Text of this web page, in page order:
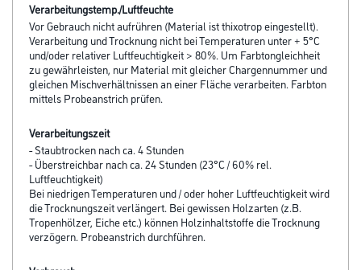
Verarbeitungstemp./Luftfeuchte
Vor Gebrauch nicht aufrühren (Material ist thixotrop eingestellt).
Verarbeitung und Trocknung nicht bei Temperaturen unter + 5°C
und/oder relativer Luftfeuchtigkeit > 80%. Um Farbtongleichheit
zu gewährleisten, nur Material mit gleicher Chargennummer und
gleichen Mischverhältnissen an einer Fläche verarbeiten. Farbton
mittels Probeanstrich prüfen.
Verarbeitungszeit
- Staubtrocken nach ca. 4 Stunden
- Überstreichbar nach ca. 24 Stunden (23°C / 60% rel.
Luftfeuchtigkeit)
Bei niedrigen Temperaturen und / oder hoher Luftfeuchtigkeit wird
die Trocknungszeit verlängert. Bei gewissen Holzarten (z.B.
Tropenhölzer, Eiche etc.) können Holzinhaltstoffe die Trocknung
verzögern. Probeanstrich durchführen.